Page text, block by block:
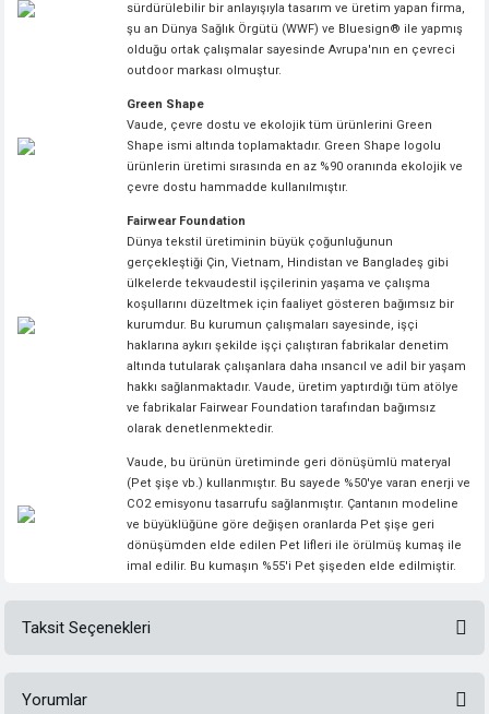
sürdürülebilir bir anlayışıyla tasarım ve üretim yapan firma,
şu an Dünya Sağlık Örgütü (WWF) ve Bluesign® ile yapmış
olduğu ortak çalışmalar sayesinde Avrupa'nın en çevreci
outdoor markası olmuştur.
Green Shape
Vaude, çevre dostu ve ekolojik tüm ürünlerini Green
Shape ismi altında toplamaktadır. Green Shape logolu
ürünlerin üretimi sırasında en az %90 oranında ekolojik ve
çevre dostu hammadde kullanılmıştır.
Fairwear Foundation
Dünya tekstil üretiminin büyük çoğunluğunun
gerçekleştiği Çin, Vietnam, Hindistan ve Bangladeş gibi
ülkelerde tekvaudestil işçilerinin yaşama ve çalışma
koşullarını düzeltmek için faaliyet gösteren bağımsız bir
kurumdur. Bu kurumun çalışmaları sayesinde, işçi
haklarına aykırı şekilde işçi çalıştıran fabrikalar denetim
altında tutularak çalışanlara daha ınsancıl ve adil bir yaşam
hakkı sağlanmaktadır. Vaude, üretim yaptırdığı tüm atölye
ve fabrikalar Fairwear Foundation tarafından bağımsız
olarak denetlenmektedir.
Vaude, bu ürünün üretiminde geri dönüşümlü materyal
(Pet şişe vb.) kullanmıştır. Bu sayede %50'ye varan enerji ve
CO2 emisyonu tasarrufu sağlanmıştır. Çantanın modeline
ve büyüklüğüne göre değişen oranlarda Pet şişe geri
dönüşümden elde edilen Pet lifleri ile örülmüş kumaş ile
imal edilir. Bu kumaşın %55'i Pet şişeden elde edilmiştir.
Taksit Seçenekleri
Yorumlar